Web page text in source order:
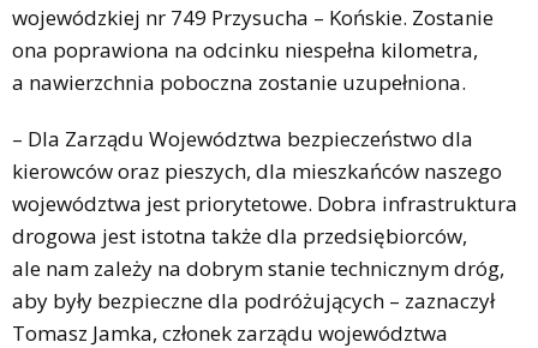
wojewódzkiej nr 749 Przysucha – Końskie. Zostanie
ona poprawiona na odcinku niespełna kilometra,
a nawierzchnia poboczna zostanie uzupełniona.
– Dla Zarządu Województwa bezpieczeństwo dla
kierowców oraz pieszych, dla mieszkańców naszego
województwa jest priorytetowe. Dobra infrastruktura
drogowa jest istotna także dla przedsiębiorców,
ale nam zależy na dobrym stanie technicznym dróg,
aby były bezpieczne dla podróżujących – zaznaczył
Tomasz Jamka, członek zarządu województwa